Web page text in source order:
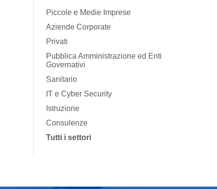
Piccole e Medie Imprese
Aziende Corporate
Privati
Pubblica Amministrazione ed Enti
Governativi
Sanitario
IT e Cyber Security
Istruzione
Consulenze
Tutti i settori